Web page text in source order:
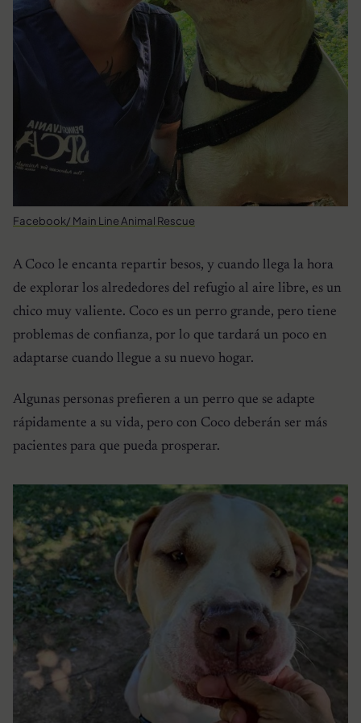
Facebook/ Main Line Animal Rescue
A Coco le encanta repartir besos, y cuando llega la hora
de explorar los alrededores del refugio al aire libre, es un
chico muy valiente. Coco es un perro grande, pero tiene
problemas de confianza, por lo que tardará un poco en
adaptarse cuando llegue a su nuevo hogar.
Algunas personas prefieren a un perro que se adapte
rápidamente a su vida, pero con Coco deberán ser más
pacientes para que pueda prosperar.